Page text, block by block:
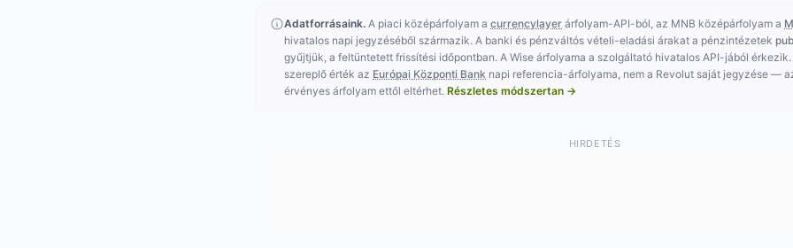
Adatforrásaink. A piaci középárfolyam a currencylayer árfolyam-API-ból, az MNB középárfolyam a
hivatalos napi jegyzéséből származik. A banki és pénzváltós vételi-eladási árakat a pénzintézetek
gyűjtjük, a feltüntetett frissítési időpontban. A Wise árfolyama a szolgáltató hivatalos API-jából
szereplő érték az Európai Központi Bank napi referencia-árfolyama, nem a Revolut saját jegyzése —
érvényes árfolyam ettől eltérhet. Részletes módszertan →
HIRDETÉS